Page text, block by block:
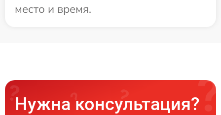
место и время.
Нужна консультация?